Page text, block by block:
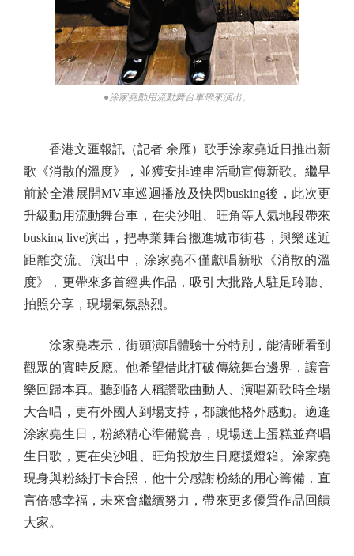
●涂家堯動用流動舞台車帶來演出。
香港文匯報訊（記者 余雁）歌手涂家堯近日推出新
歌《消散的溫度》，並獲安排連串活動宣傳新歌。繼早
前於全港展開MV車巡迴播放及快閃busking後，此次更
升級動用流動舞台車，在尖沙咀、旺角等人氣地段帶來
busking live演出，把專業舞台搬進城市街巷，與樂迷近
距離交流。演出中，涂家堯不僅獻唱新歌《消散的溫
度》，更帶來多首經典作品，吸引大批路人駐足聆聽、
拍照分享，現場氣氛熱烈。
涂家堯表示，街頭演唱體驗十分特別，能清晰看到
觀眾的實時反應。他希望借此打破傳統舞台邊界，讓音
樂回歸本真。聽到路人稱讚歌曲動人、演唱新歌時全場
大合唱，更有外國人到場支持，都讓他格外感動。適逢
涂家堯生日，粉絲精心準備驚喜，現場送上蛋糕並齊唱
生日歌，更在尖沙咀、旺角投放生日應援燈箱。涂家堯
現身與粉絲打卡合照，他十分感謝粉絲的用心籌備，直
言倍感幸福，未來會繼續努力，帶來更多優質作品回饋
大家。